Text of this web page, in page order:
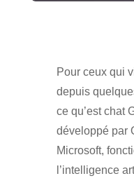
Pour ceux qui
depuis
ce qu’est chat
développé par
Microsoft,
l’intelligence